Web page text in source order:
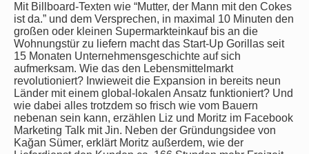
Mit Billboard-Texten wie “Mutter, der Mann mit den Cokes
ist da.” und dem Versprechen, in maximal 10 Minuten den
großen oder kleinen Supermarkteinkauf bis an die
Wohnungstür zu liefern macht das Start-Up Gorillas seit
15 Monaten Unternehmensgeschichte auf sich
aufmerksam. Wie das den Lebensmittelmarkt
revolutioniert? Inwieweit die Expansion in bereits neun
Länder mit einem global-lokalen Ansatz funktioniert? Und
wie dabei alles trotzdem so frisch wie vom Bauern
nebenan sein kann, erzählen Liz und Moritz im Facebook
Marketing Talk mit Jin. Neben der Gründungsidee von
Kağan Sümer, erklärt Moritz außerdem, wie der